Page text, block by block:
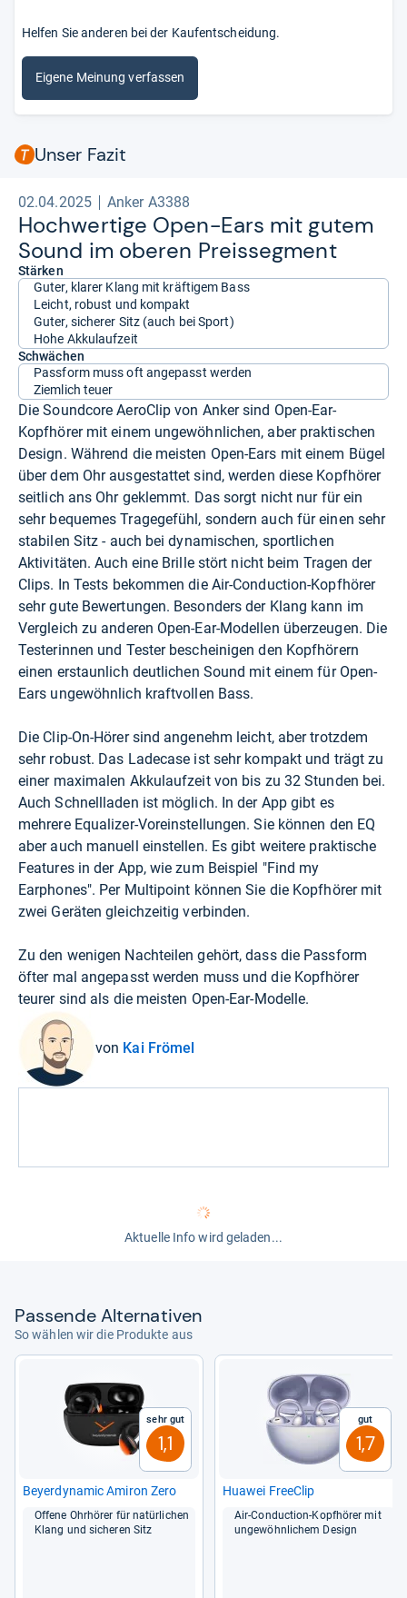
Helfen Sie anderen bei der Kaufentscheidung.
Eigene Meinung verfassen
Unser Fazit
02.04.2025 Anker A3388
Hoch­wer­tige Open-​Ears mit gutem
Sound im obe­ren Preis­seg­ment
Stärken
Guter, klarer Klang mit kräftigem Bass
Leicht, robust und kompakt
Guter, sicherer Sitz (auch bei Sport)
Hohe Akkulaufzeit
Schwächen
Passform muss oft angepasst werden
Ziemlich teuer
Die Soundcore AeroClip von Anker sind Open-Ear-
Kopfhörer mit einem ungewöhnlichen, aber praktischen
Design. Während die meisten Open-Ears mit einem Bügel
über dem Ohr ausgestattet sind, werden diese Kopfhörer
seitlich ans Ohr geklemmt. Das sorgt nicht nur für ein
sehr bequemes Tragegefühl, sondern auch für einen sehr
stabilen Sitz - auch bei dynamischen, sportlichen
Aktivitäten. Auch eine Brille stört nicht beim Tragen der
Clips. In Tests bekommen die Air-Conduction-Kopfhörer
sehr gute Bewertungen. Besonders der Klang kann im
Vergleich zu anderen Open-Ear-Modellen überzeugen. Die
Testerinnen und Tester bescheinigen den Kopfhörern
einen erstaunlich deutlichen Sound mit einem für Open-
Ears ungewöhnlich kraftvollen Bass.
Die Clip-On-Hörer sind angenehm leicht, aber trotzdem
sehr robust. Das Ladecase ist sehr kompakt und trägt zu
einer maximalen Akkulaufzeit von bis zu 32 Stunden bei.
Auch Schnellladen ist möglich. In der App gibt es
mehrere Equalizer-Voreinstellungen. Sie können den EQ
aber auch manuell einstellen. Es gibt weitere praktische
Features in der App, wie zum Beispiel "Find my
Earphones". Per Multipoint können Sie die Kopfhörer mit
zwei Geräten gleichzeitig verbinden.
Zu den wenigen Nachteilen gehört, dass die Passform
öfter mal angepasst werden muss und die Kopfhörer
teurer sind als die meisten Open-Ear-Modelle.
von Kai Frömel
Aktuelle Info wird geladen...
Pas­sende Alter­na­ti­ven
So wählen wir die Produkte aus
Sehr gut
1,1
Beyerdy­na­mic Ami­ron Zero
Offene Ohr­hö­rer für natür­li­chen
Klang und siche­ren Sitz
Gut
1,7
Hua­wei Free­Clip
Air-​Con­duc­tion-​Kopf­hö­rer mit
unge­wöhn­li­chem Design